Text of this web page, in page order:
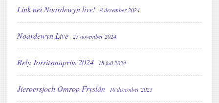
Link nei Noardewyn live! 8 december 2024
Noardewyn Live 25 november 2024
Rely Jorritsmapriis 2024 18 juli 2024
Jieroersjoch Omrop Fryslân 18 december 2023